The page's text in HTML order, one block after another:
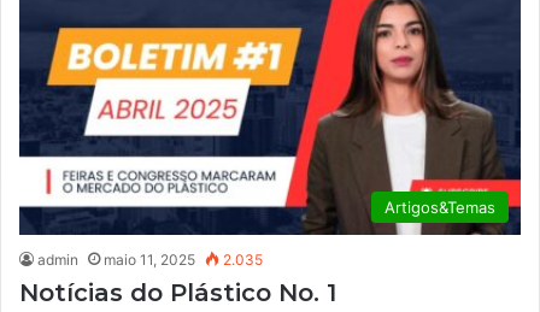
Artigos&Temas
admin maio 11, 2025 2.035
Notícias do Plástico No. 1